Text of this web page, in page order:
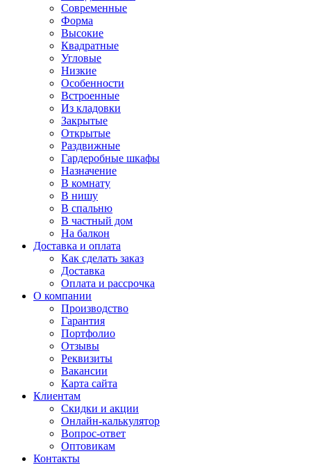
Современные
Форма
Высокие
Квадратные
Угловые
Низкие
Особенности
Встроенные
Из кладовки
Закрытые
Открытые
Раздвижные
Гардеробные шкафы
Назначение
В комнату
В нишу
В спальню
В частный дом
На балкон
Доставка и оплата
Как сделать заказ
Доставка
Оплата и рассрочка
О компании
Производство
Гарантия
Портфолио
Отзывы
Реквизиты
Вакансии
Карта сайта
Клиентам
Скидки и акции
Онлайн-калькулятор
Вопрос-ответ
Оптовикам
Контакты